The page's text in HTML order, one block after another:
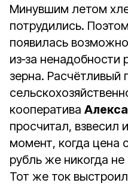
Минувшим летом
потрудились.
появилась
из‑за ненадобности
зерна. Расчётливый
кооператива
просчитал,
момент, когда цена
рубль же никогда
Тот же ток